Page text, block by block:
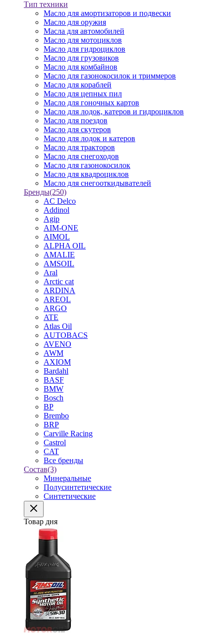
Тип техники
Масло для амортизаторов и подвески
Масло для оружия
Масла для автомобилей
Масло для мотоциклов
Масло для гидроциклов
Масло для грузовиков
Масло для комбайнов
Масло для газонокосилок и триммеров
Масло для кораблей
Масло для цепных пил
Масло для гоночных картов
Масло для лодок, катеров и гидроциклов
Масло для поездов
Масло для скутеров
Масло для лодок и катеров
Масло для тракторов
Масло для снегоходов
Масло для газонокосилок
Масло для квадроциклов
Масло для снегооткидывателей
Бренды(250)
AC Delco
Addinol
Agip
AIM-ONE
AIMOL
ALPHA OIL
AMALIE
AMSOIL
Aral
Arctic cat
ARDINA
AREOL
ARGO
ATE
Atlas Oil
AUTOBACS
AVENO
AWM
AXIOM
Bardahl
BASF
BMW
Bosch
BP
Brembo
BRP
Carville Racing
Castrol
CAT
Все бренды
Состав(3)
Минеральные
Полусинтетические
Синтетические
Товар дня